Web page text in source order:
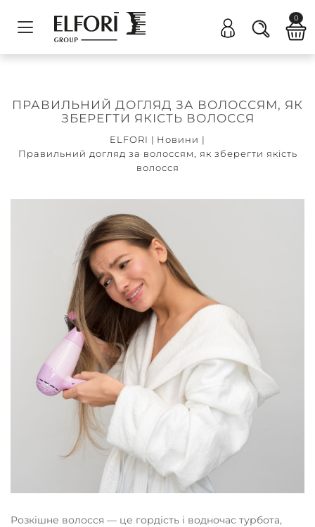
0
ПРАВИЛЬНИЙ ДОГЛЯД ЗА ВОЛОССЯМ, ЯК
ЗБЕРЕГТИ ЯКІСТЬ ВОЛОССЯ
ELFORI | Новини |
Правильний догляд за волоссям, як зберегти якість
волосся
Розкішне волосся — це гордість і водночас турбота,